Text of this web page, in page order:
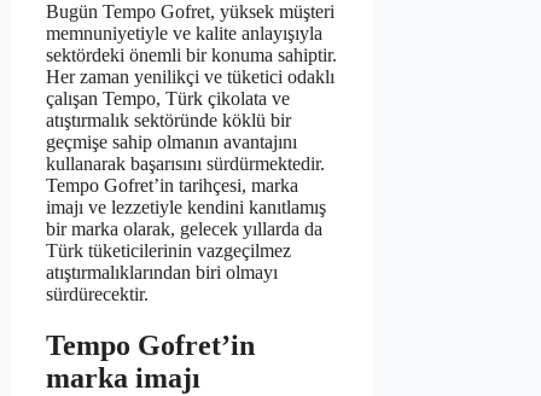
Bugün Tempo Gofret, yüksek müşteri
memnuniyetiyle ve kalite anlayışıyla
sektördeki önemli bir konuma sahiptir.
Her zaman yenilikçi ve tüketici odaklı
çalışan Tempo, Türk çikolata ve
atıştırmalık sektöründe köklü bir
geçmişe sahip olmanın avantajını
kullanarak başarısını sürdürmektedir.
Tempo Gofret’in tarihçesi, marka
imajı ve lezzetiyle kendini kanıtlamış
bir marka olarak, gelecek yıllarda da
Türk tüketicilerinin vazgeçilmez
atıştırmalıklarından biri olmayı
sürdürecektir.
Tempo Gofret’in
marka imajı